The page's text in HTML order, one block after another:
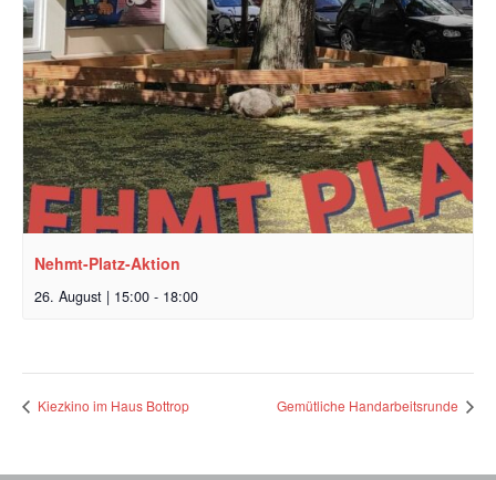
Nehmt-Platz-Aktion
26. August | 15:00 - 18:00
Kiezkino im Haus Bottrop Gemütliche Handarbeitsrunde